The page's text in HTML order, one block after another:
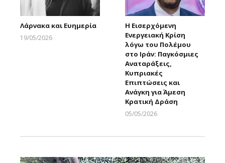
Λάρνακα και Ευημερία
19/05/2026
Η Εισερχόμενη
Ενεργειακή Κρίση
λόγω του Πολέμου
στο Ιράν: Παγκόσμιες
Αναταράξεις,
Κυπριακές
Επιπτώσεις και
Ανάγκη για Άμεση
Κρατική Δράση
05/05/2026